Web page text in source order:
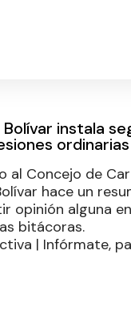
instala
ordinarias
al Concejo de
hace un
opinión alguna
bitácoras.
| Infórmate,